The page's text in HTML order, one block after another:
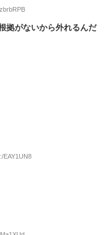
拠がないから外れるんだ
EAY1UN8